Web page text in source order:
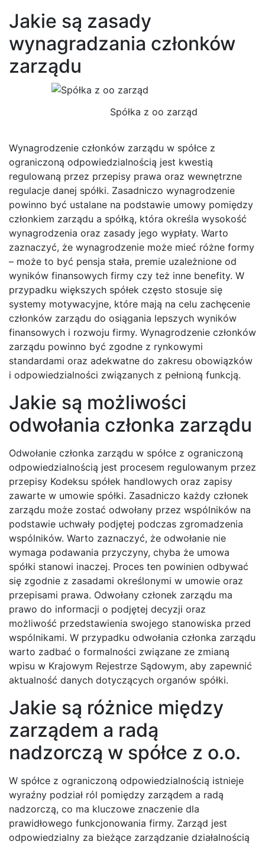
Jakie są zasady
wynagradzania członków
zarządu
Spółka z oo zarząd
Wynagrodzenie członków zarządu w spółce z
ograniczoną odpowiedzialnością jest kwestią
regulowaną przez przepisy prawa oraz wewnętrzne
regulacje danej spółki. Zasadniczo wynagrodzenie
powinno być ustalane na podstawie umowy pomiędzy
członkiem zarządu a spółką, która określa wysokość
wynagrodzenia oraz zasady jego wypłaty. Warto
zaznaczyć, że wynagrodzenie może mieć różne formy
– może to być pensja stała, premie uzależnione od
wyników finansowych firmy czy też inne benefity. W
przypadku większych spółek często stosuje się
systemy motywacyjne, które mają na celu zachęcenie
członków zarządu do osiągania lepszych wyników
finansowych i rozwoju firmy. Wynagrodzenie członków
zarządu powinno być zgodne z rynkowymi
standardami oraz adekwatne do zakresu obowiązków
i odpowiedzialności związanych z pełnioną funkcją.
Jakie są możliwości
odwołania członka zarządu
Odwołanie członka zarządu w spółce z ograniczoną
odpowiedzialnością jest procesem regulowanym przez
przepisy Kodeksu spółek handlowych oraz zapisy
zawarte w umowie spółki. Zasadniczo każdy członek
zarządu może zostać odwołany przez wspólników na
podstawie uchwały podjętej podczas zgromadzenia
wspólników. Warto zaznaczyć, że odwołanie nie
wymaga podawania przyczyny, chyba że umowa
spółki stanowi inaczej. Proces ten powinien odbywać
się zgodnie z zasadami określonymi w umowie oraz
przepisami prawa. Odwołany członek zarządu ma
prawo do informacji o podjętej decyzji oraz
możliwość przedstawienia swojego stanowiska przed
wspólnikami. W przypadku odwołania członka zarządu
warto zadbać o formalności związane ze zmianą
wpisu w Krajowym Rejestrze Sądowym, aby zapewnić
aktualność danych dotyczących organów spółki.
Jakie są różnice między
zarządem a radą
nadzorczą w spółce z o.o.
W spółce z ograniczoną odpowiedzialnością istnieje
wyraźny podział ról pomiędzy zarządem a radą
nadzorczą, co ma kluczowe znaczenie dla
prawidłowego funkcjonowania firmy. Zarząd jest
odpowiedzialny za bieżące zarządzanie działalnością